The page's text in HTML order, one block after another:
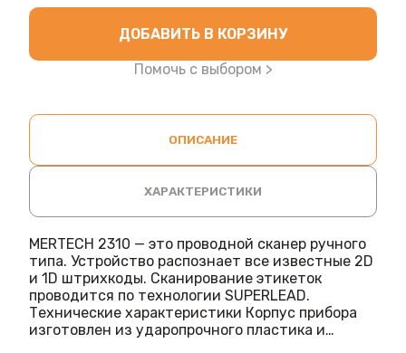
ДОБАВИТЬ В КОРЗИНУ
Помочь с выбором >
ОПИСАНИЕ
ХАРАКТЕРИСТИКИ
MERTECH 2310 — это проводной сканер ручного
типа. Устройство распознает все известные 2D
и 1D штрихкоды. Сканирование этикеток
проводится по технологии SUPERLEAD.
Технические характеристики Корпус прибора
изготовлен из ударопрочного пластика и